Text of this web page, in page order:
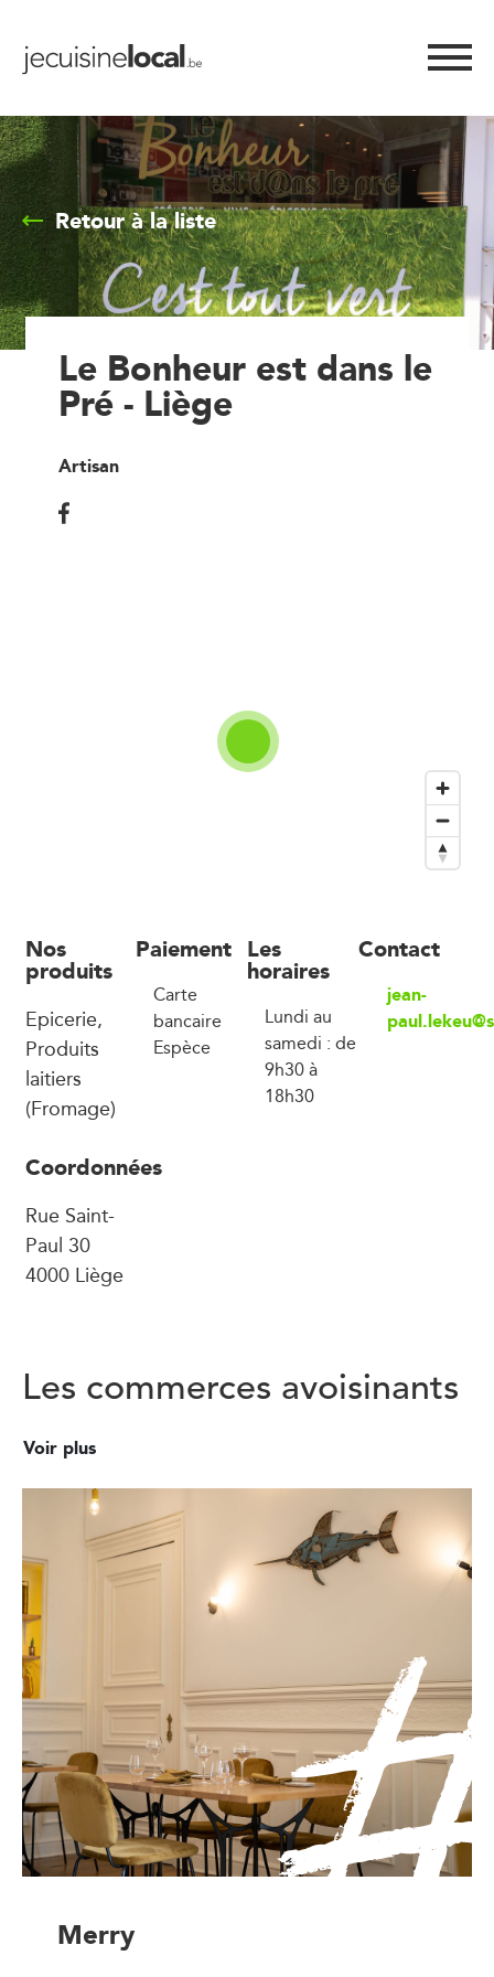
Retour à la liste
Le Bonheur est dans le
Pré - Liège
Artisan
Nos
produits
Epicerie,
Produits
laitiers
(Fromage)
Paiement
Carte
bancaire
Espèce
Les
horaires
Lundi au
samedi : de
9h30 à
18h30
Contact
jean-
Coordonnées
Rue Saint-
Paul 30
4000 Liège
Les commerces avoisinants
Voir plus
Merry